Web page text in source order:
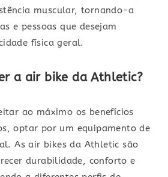
muscular, tornando-a
e pessoas que desejam
física geral.
a air bike da Athletic?
ao máximo os benefícios
optar por um equipamento de
As air bikes da Athletic são
durabilidade, conforto e